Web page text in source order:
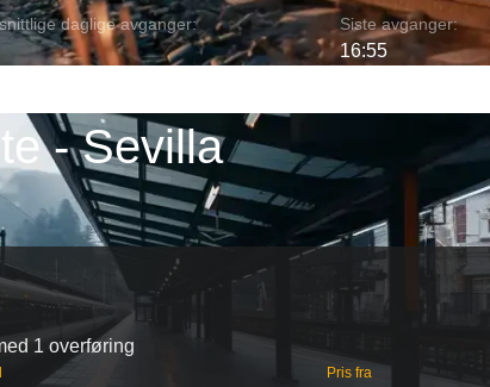
daglige avganger: Siste avganger:
16:55
- Sevilla
1 overføring
Pris fra